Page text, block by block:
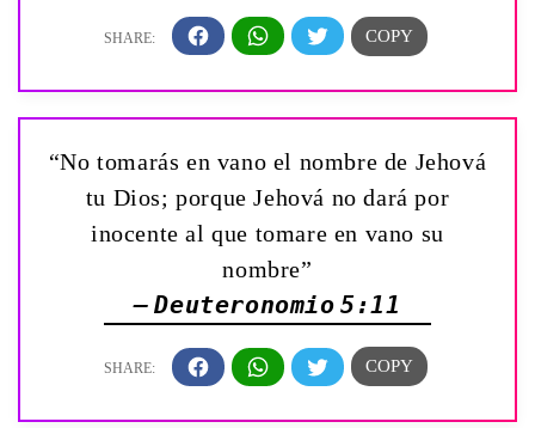
“No tomarás en vano el nombre de Jehová
tu Dios; porque Jehová no dará por
inocente al que tomare en vano su
nombre”
— Deuteronomio 5:11